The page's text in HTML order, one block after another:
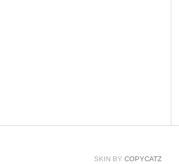
SKIN BY COPYCATZ